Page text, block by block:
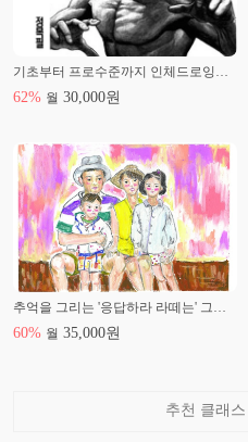
기초부터 프로수준까지 인체드로잉과 동세표현의 정복
62% 월 30,000원
60% 월 35,000원
추천 클래스